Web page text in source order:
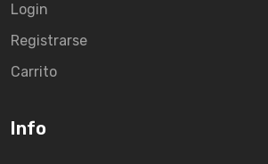
Login
Registrarse
Carrito
Info